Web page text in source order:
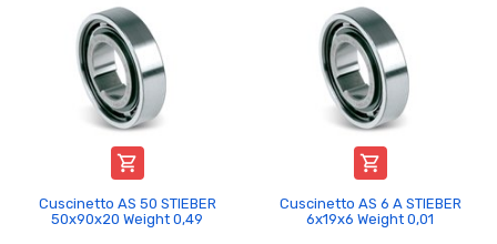

Cuscinetto AS 50 STIEBER
50x90x20 Weight 0,49

Cuscinetto AS 6 A STIEBER
6x19x6 Weight 0,01